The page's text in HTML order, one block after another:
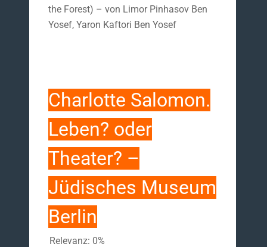
the Forest) – von Limor Pinhasov Ben
Yosef, Yaron Kaftori Ben Yosef
Charlotte Salomon.
Leben? oder
Theater? –
Jüdisches Museum
Berlin
Relevanz: 0%